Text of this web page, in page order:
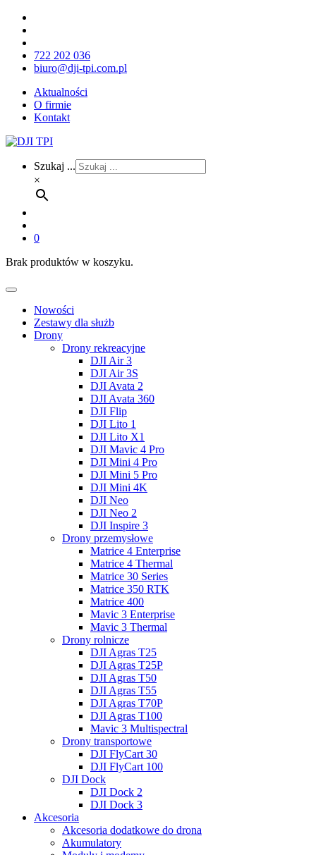
722 202 036
biuro@dji-tpi.com.pl
Aktualności
O firmie
Kontakt
Szukaj ...
×
0
Brak produktów w koszyku.
Nowości
Zestawy dla służb
Drony
Drony rekreacyjne
DJI Air 3
DJI Air 3S
DJI Avata 2
DJI Avata 360
DJI Flip
DJI Lito 1
DJI Lito X1
DJI Mavic 4 Pro
DJI Mini 4 Pro
DJI Mini 5 Pro
DJI Mini 4K
DJI Neo
DJI Neo 2
DJI Inspire 3
Drony przemysłowe
Matrice 4 Enterprise
Matrice 4 Thermal
Matrice 30 Series
Matrice 350 RTK
Matrice 400
Mavic 3 Enterprise
Mavic 3 Thermal
Drony rolnicze
DJI Agras T25
DJI Agras T25P
DJI Agras T50
DJI Agras T55
DJI Agras T70P
DJI Agras T100
Mavic 3 Multispectral
Drony transportowe
DJI FlyCart 30
DJI FlyCart 100
DJI Dock
DJI Dock 2
DJI Dock 3
Akcesoria
Akcesoria dodatkowe do drona
Akumulatory